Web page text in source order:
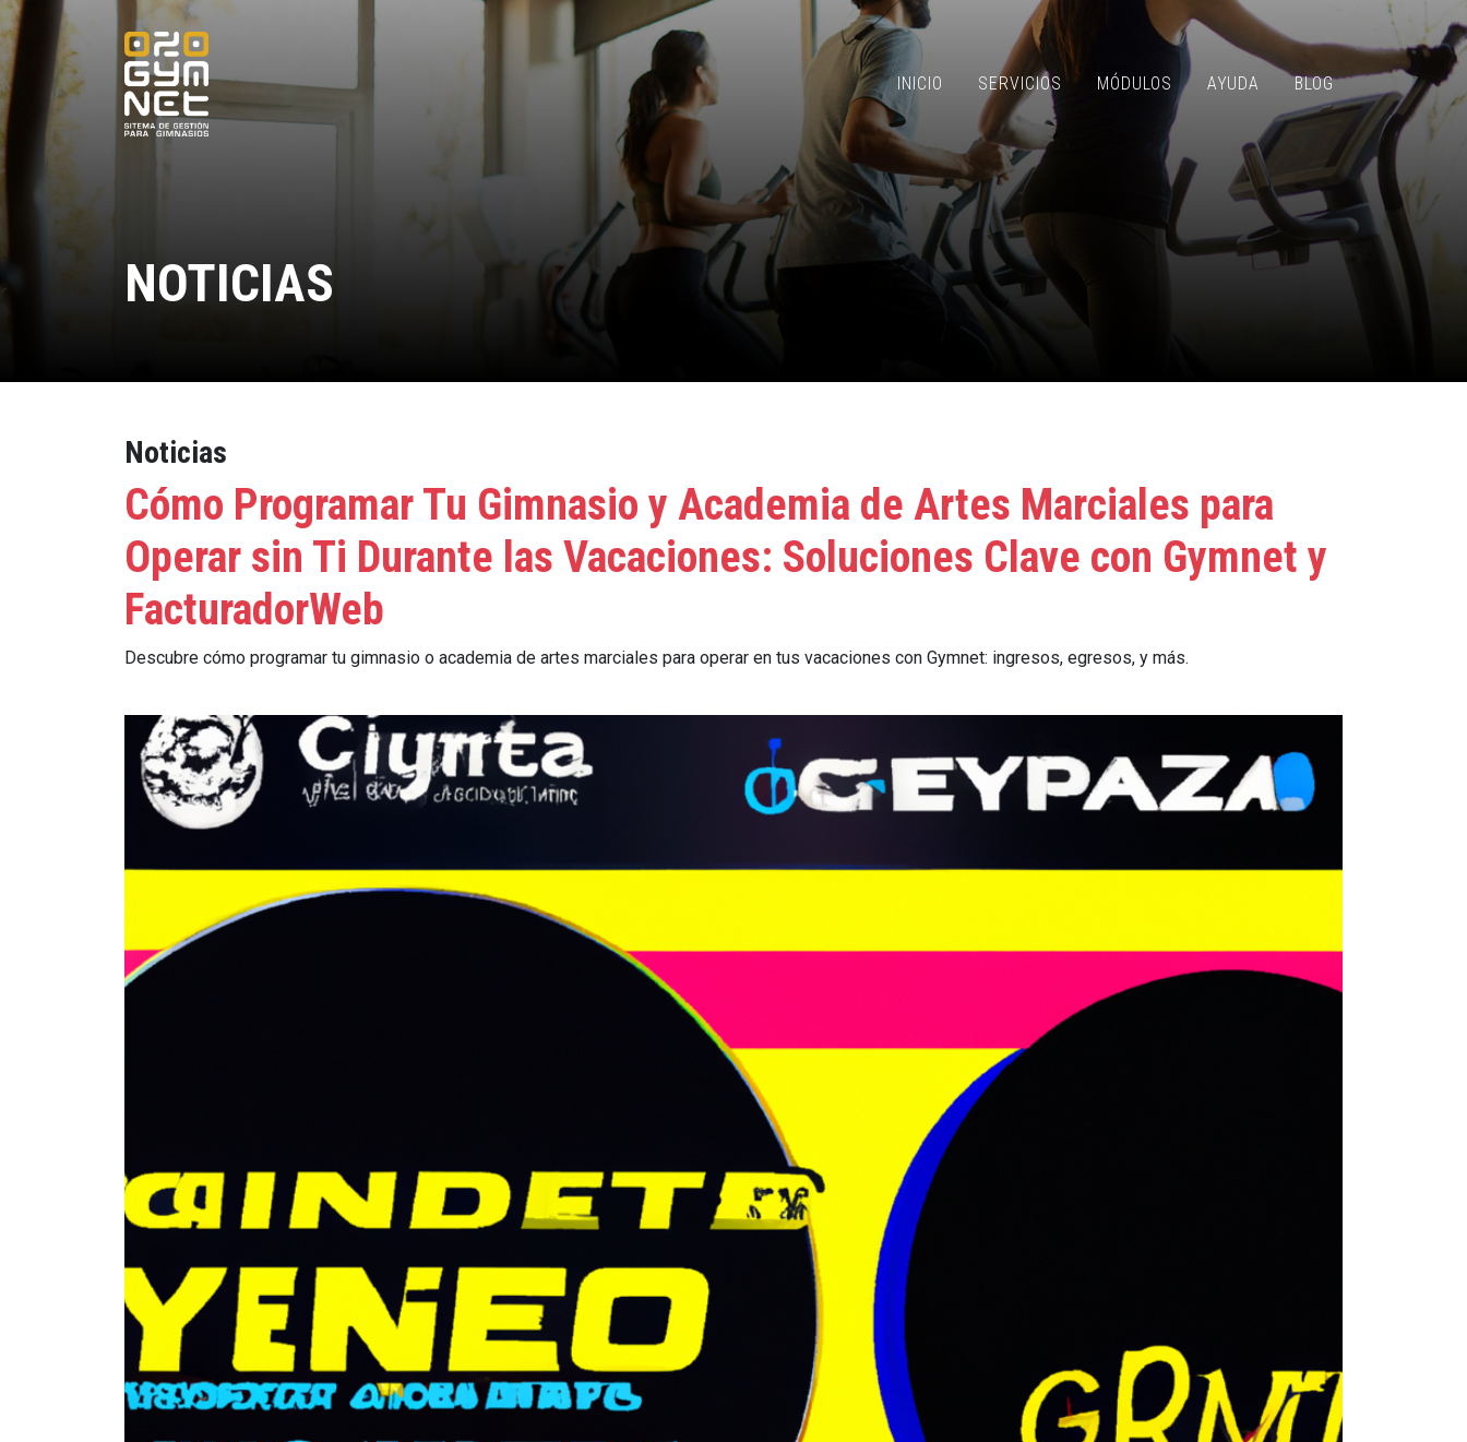
INICIO SERVICIOS MÓDULOS AYUDA BLOG
NOTICIAS
Noticias
Cómo Programar Tu Gimnasio y Academia de Artes Marciales para
Operar sin Ti Durante las Vacaciones: Soluciones Clave con Gymnet y
FacturadorWeb
Descubre cómo programar tu gimnasio o academia de artes marciales para operar en tus vacaciones con Gymnet: ingresos, egresos, y más.